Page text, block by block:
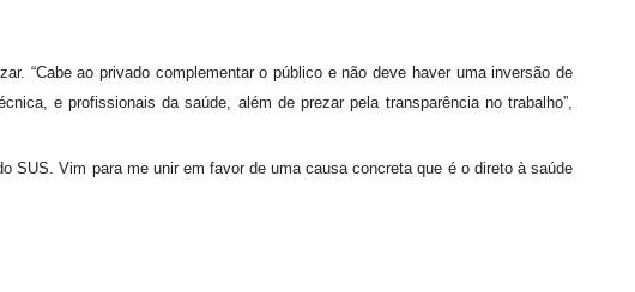
e profissionais da saúde, além de prezar pela transparência no trabalho”,
SUS. Vim para me unir em favor de uma causa concreta que é o direto à saúde